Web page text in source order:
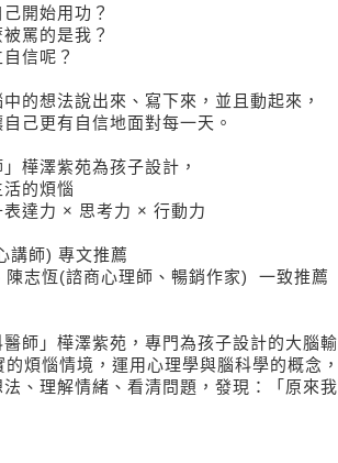
開始用功？
罵的是我？
信呢？
的想法說出來、寫下來，並且動起來，
己更有自信地面對每一天。
樺澤紫苑為孩子設計，
的煩惱
達力 × 思考力 × 行動力
講師) 專文推薦
陳志恆(諮商心理師、暢銷作家) 一致推薦
師」樺澤紫苑，專門為孩子設計的大腦輸
煩惱情境，運用心理學與腦科學的概念，
、理解情緒、看清問題，發現：「原來我